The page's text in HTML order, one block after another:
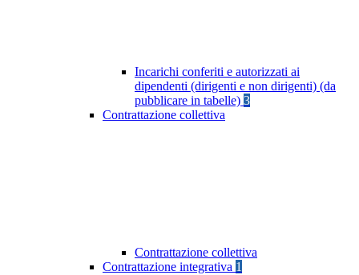
Incarichi conferiti e autorizzati ai
dipendenti (dirigenti e non dirigenti) (da
pubblicare in tabelle) 3
Contrattazione collettiva
Contrattazione collettiva
Contrattazione integrativa 1